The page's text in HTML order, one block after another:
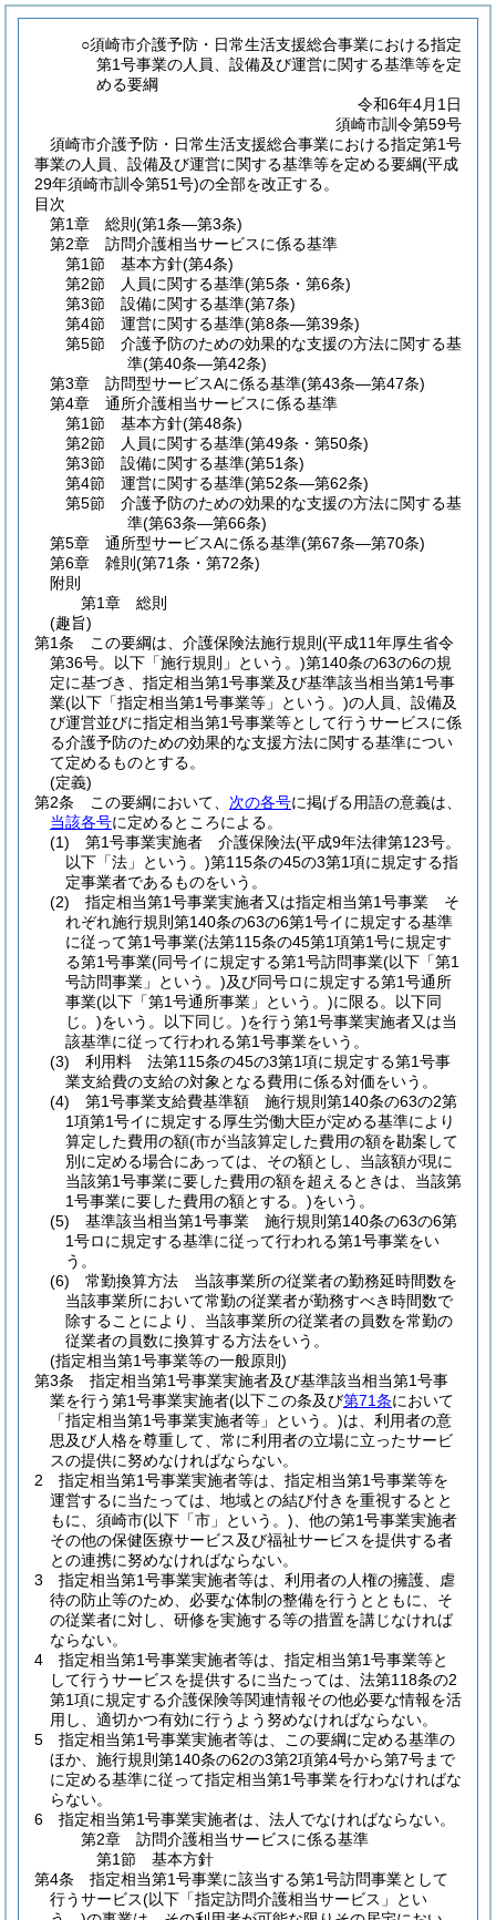
○須崎市介護予防・日常生活支援総合事業における指定
第1号事業の人員、設備及び運営に関する基準等を定
める要綱
令和6年4月1日
須崎市訓令第59号
須崎市介護予防・日常生活支援総合事業における指定第1号
事業の人員、設備及び運営に関する基準等を定める要綱(平成
29年須崎市訓令第51号)の全部を改正する。
目次
第1章
総則 (第1条―第3条)
第2章
訪問介護相当サービスに係る基準
第1節
基本方針(第4条)
第2節
人員に関する基準(第5条・第6条)
第3節
設備に関する基準(第7条)
第4節
運営に関する基準(第8条―第39条)
第5節
介護予防のための効果的な支援の方法に関する基
準(第40条―第42条)
第3章
訪問型サービスAに係る基準(第43条―第47条)
第4章
通所介護相当サービスに係る基準
第1節
基本方針(第48条)
第2節
人員に関する基準(第49条・第50条)
第3節
設備に関する基準(第51条)
第4節
運営に関する基準(第52条―第62条)
第5節
介護予防のための効果的な支援の方法に関する基
準(第63条―第66条)
第5章
通所型サービスAに係る基準(第67条―第70条)
第6章
雑則 (第71条・第72条)
附則
第1章
総則
(趣旨)
第1条
この要綱は、介護保険法施行規則 (平成11年厚生省令
第36号。以下「施行規則」という。)第140条の63の6の規
定に基づき、指定相当第1号事業及び基準該当相当第1号事
業(以下「指定相当第1号事業等」という。)の人員、設備及
び運営並びに指定相当第1号事業等として行うサービスに係
る介護予防のための効果的な支援方法に関する基準につい
て定めるものとする。
(定義)
第2条
この要綱において、 次の各号に掲げる用語の意義は、
当該各号に定めるところによる。
(1)
第1号事業実施者 介護保険法(平成9年法律第123号。
以下「法」という。)第115条の45の3第1項に規定する指
定事業者であるものをいう。
(2)
指定相当第1号事業実施者又は指定相当第1号事業 そ
れぞれ施行規則第140条の63の6第1号イに規定する基準
に従って第1号事業(法第115条の45第1項第1号に規定す
る第1号事業(同号イに規定する第1号訪問事業(以下「第1
号訪問事業」という。)及び同号ロに規定する第1号通所
事業(以下「第1号通所事業」という。)に限る。以下同
じ。)をいう。以下同じ。)を行う第1号事業実施者又は当
該基準に従って行われる第1号事業をいう。
(3)
利用料 法第115条の45の3第1項に規定する第1号事
業支給費の支給の対象となる費用に係る対価をいう。
(4)
第1号事業支給費基準額 施行規則第140条の63の2第
1項第1号イに規定する厚生労働大臣が定める基準により
算定した費用の額(市が当該算定した費用の額を勘案して
別に定める場合にあっては、その額とし、当該額が現に
当該第1号事業に要した費用の額を超えるときは、当該第
1号事業に要した費用の額とする。)をいう。
(5)
基準該当相当第1号事業 施行規則第140条の63の6第
1号ロに規定する基準に従って行われる第1号事業をい
う。
(6)
常勤換算方法 当該事業所の従業者の勤務延時間数を
当該事業所において常勤の従業者が勤務すべき時間数で
除することにより、当該事業所の従業者の員数を常勤の
従業者の員数に換算する方法をいう。
(指定相当第1号事業等の一般原則)
第3条
指定相当第1号事業実施者及び基準該当相当第1号事
業を行う第1号事業実施者(以下この条及び第71条において
「指定相当第1号事業実施者等」という。)は、利用者の意
思及び人格を尊重して、常に利用者の立場に立ったサービ
スの提供に努めなければならない。
2
指定相当第1号事業実施者等は、指定相当第1号事業等を
運営するに当たっては、地域との結び付きを重視するとと
もに、須崎市(以下「市」という。) 、他の第1号事業実施者
その他の保健医療サービス及び福祉サービスを提供する者
との連携に努めなければならない。
3
指定相当第1号事業実施者等は、利用者の人権の擁護、虐
待の防止等のため、必要な体制の整備を行うとともに、そ
の従業者に対し、研修を実施する等の措置を講じなければ
ならない。
4
指定相当第1号事業実施者等は、指定相当第1号事業等と
して行うサービスを提供するに当たっては、法第118条の2
第1項に規定する介護保険等関連情報その他必要な情報を活
用し、適切かつ有効に行うよう努めなければならない。
5
指定相当第1号事業実施者等は、この要綱に定める基準の
ほか、施行規則第140条の62の3第2項第4号から第7号まで
に定める基準に従って指定相当第1号事業を行わなければな
らない。
6
指定相当第1号事業実施者は、法人でなければならない。
第2章
訪問介護相当サービスに係る基準
第1節
基本方針
第4条
指定相当第1号事業に該当する第1号訪問事業として
行うサービス(以下「指定訪問介護相当サービス」とい